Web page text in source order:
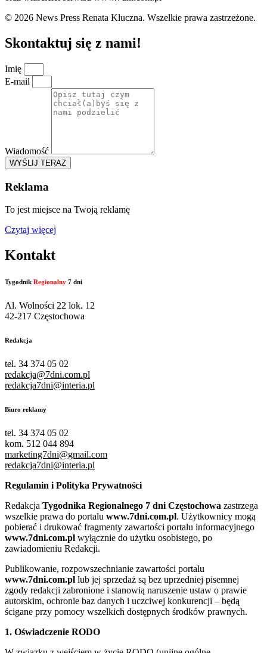
© 2026 News Press Renata Kluczna. Wszelkie prawa zastrzeżone.
Skontaktuj się z nami!
Imię
E-mail
Wiadomość
WYŚLIJ TERAZ
Reklama
To jest miejsce na Twoją reklamę
Czytaj więcej
Kontakt
Tygodnik Regionalny 7 dni
Al. Wolności 22 lok. 12
42-217 Częstochowa
Redakcja
tel. 34 374 05 02
redakcja@7dni.com.pl
redakcja7dni@interia.pl
Biuro reklamy
tel. 34 374 05 02
kom. 512 044 894
marketing7dni@gmail.com
redakcja7dni@interia.pl
Regulamin i Polityka Prywatności
Redakcja Tygodnika Regionalnego 7 dni Częstochowa zastrzega
wszelkie prawa do portalu www.7dni.com.pl. Użytkownicy mogą
pobierać i drukować fragmenty zawartości portalu informacyjnego
www.7dni.com.pl wyłącznie do użytku osobistego, po
zawiadomieniu Redakcji.
Publikowanie, rozpowszechnianie zawartości portalu
www.7dni.com.pl lub jej sprzedaż są bez uprzedniej pisemnej
zgody redakcji zabronione i stanowią naruszenie ustaw o prawie
autorskim, ochronie baz danych i uczciwej konkurencji – będą
ścigane przy pomocy wszelkich dostępnych środków prawnych.
1. Oświadczenie RODO